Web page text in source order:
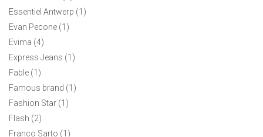
Мужская футболка Ralph Lauren M
Essentiel Antwerp (1)
Evan Pecone (1)
Evima (4)
Express Jeans (1)
Fable (1)
Famous brand (1)
Fashion Star (1)
Flash (2)
Franco Sarto (1)